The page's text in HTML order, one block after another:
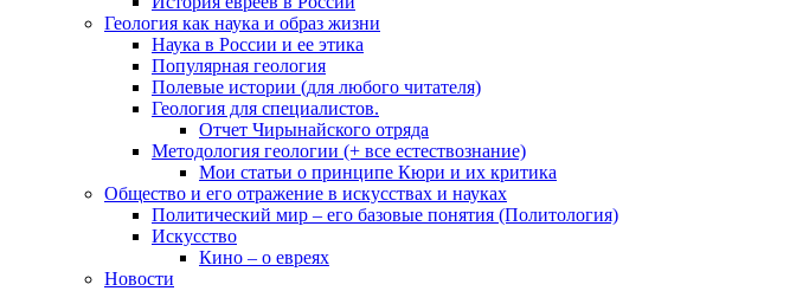
Геология как наука и образ жизни
Наука в России и ее этика
Популярная геология
Полевые истории (для любого читателя)
Геология для специалистов.
Отчет Чирынайского отряда
Методология геологии (+ все естествознание)
Мои статьи о принципе Кюри и их критика
Общество и его отражение в искусствах и науках
Политический мир – его базовые понятия (Политология)
Искусство
Кино – о евреях
Новости